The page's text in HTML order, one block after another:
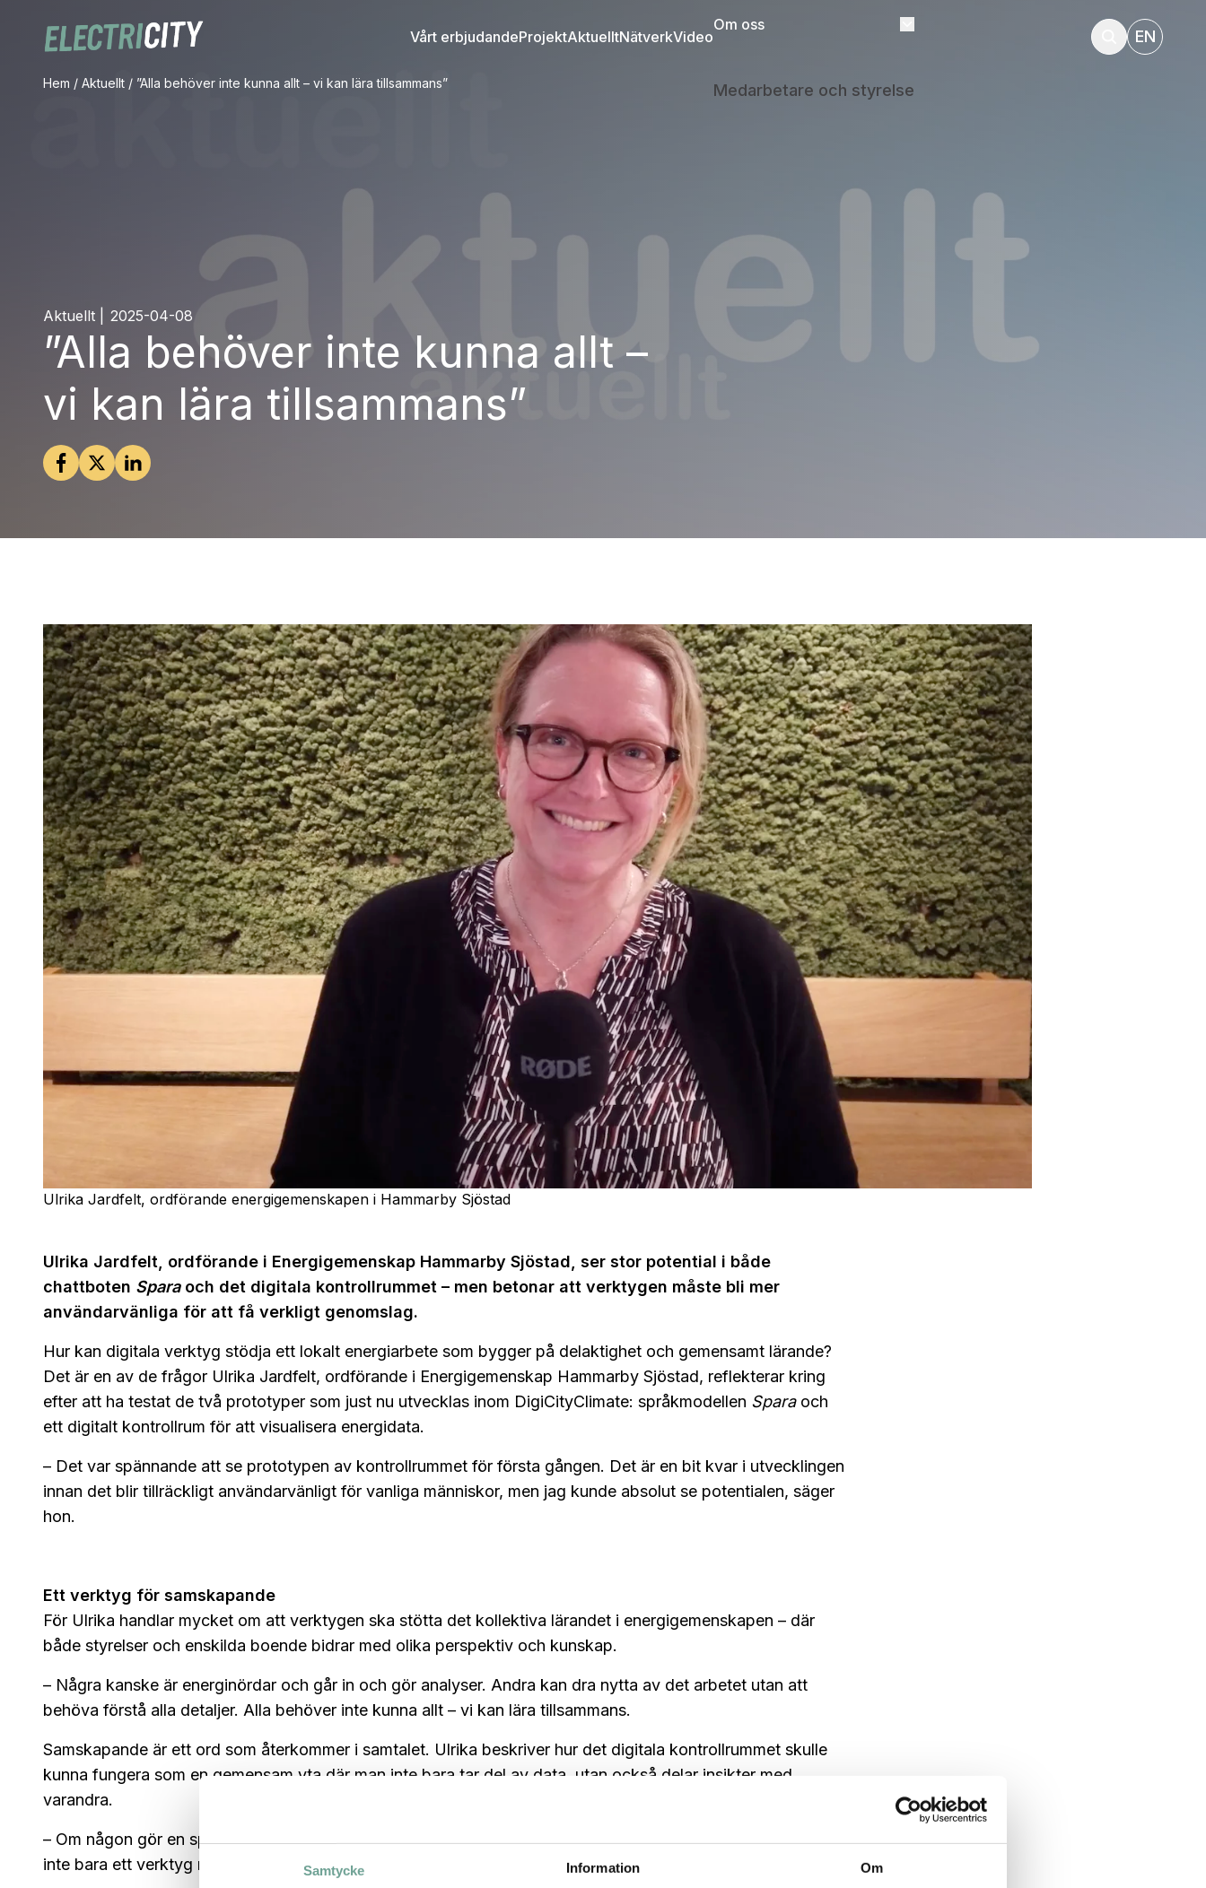
Samtycke Information Om
Vårt erbjudandeProjektAktuelltNätverkVideo
Om oss
Medarbetare och styrelse
EN
Hem / Aktuellt / ”Alla behöver inte kunna allt – vi kan lära tillsammans”
Aktuellt 2025-04-08
”Alla behöver inte kunna allt –
vi kan lära tillsammans”
Ulrika Jardfelt, ordförande energigemenskapen i Hammarby Sjöstad
Ulrika Jardfelt, ordförande i Energigemenskap Hammarby Sjöstad, ser stor potential i både
chattboten Sparaoch det digitala kontrollrummet – men betonar att verktygen måste bli mer
användarvänliga för att få verkligt genomslag.
Hur kan digitala verktyg stödja ett lokalt energiarbete som bygger på delaktighet och gemensamt lärande?
Det är en av de frågor Ulrika Jardfelt, ordförande i Energigemenskap Hammarby Sjöstad, reflekterar kring
efter att ha testat de två prototyper som just nu utvecklas inom DigiCityClimate: språkmodellen Sparaoch
ett digitalt kontrollrum för att visualisera energidata.
– Det var spännande att se prototypen av kontrollrummet för första gången. Det är en bit kvar i utvecklingen
innan det blir tillräckligt användarvänligt för vanliga människor, men jag kunde absolut se potentialen, säger
hon.
Ett verktyg för samskapande
För Ulrika handlar mycket om att verktygen ska stötta det kollektiva lärandet i energigemenskapen – där
både styrelser och enskilda boende bidrar med olika perspektiv och kunskap.
– Några kanske är energinördar och går in och gör analyser. Andra kan dra nytta av det arbetet utan att
behöva förstå alla detaljer. Alla behöver inte kunna allt – vi kan lära tillsammans.
Samskapande är ett ord som återkommer i samtalet. Ulrika beskriver hur det digitala kontrollrummet skulle
kunna fungera som en gemensam yta där man inte bara tar del av data, utan också delar insikter med
varandra.
– Om någon gör en spännande vy eller hittar något intressant i datan, då kan man dela det med andra. Det är
inte bara ett verktyg man använder en gång – det kan bli ett nav i det gemensamma arbetet.